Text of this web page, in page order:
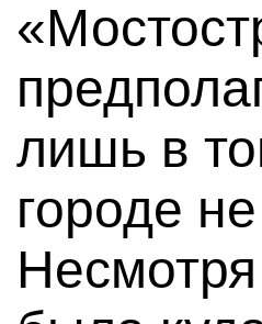
лишь в
городе